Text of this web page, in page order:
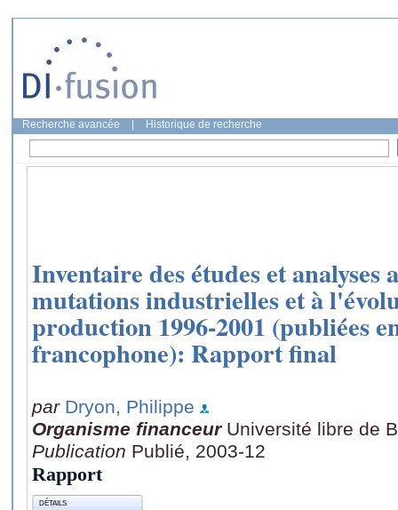
Recherche avancée Historique de recherche
Inventaire des études et analyses
mutations industrielles et à
production 1996-2001 (publiées
francophone): Rapport final
par Dryon, Philippe
Organisme financeur Université libre de
Publication Publié, 2003-12
Rapport
DÉTAILS